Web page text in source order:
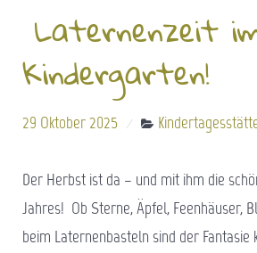
Laternenzeit
Kindergarten!
29 Oktober 2025
Der Herbst ist da – und mit ihm die
Jahres! Ob Sterne, Äpfel, Feenhäuser,
beim Laternenbasteln sind der Fantasie